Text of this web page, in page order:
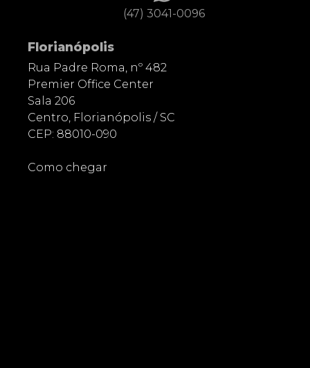
(47) 3041-0096
Florianópolis
Rua Padre Roma, nº 482
Premier Office Center
Sala 206
Centro, Florianópolis / SC
CEP: 88010-090
Como chegar